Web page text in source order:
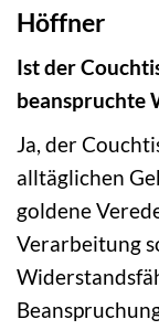
Höffner
Ist der
beanspruchte
Ja, der
alltäglichen
goldene
Verarbeitung